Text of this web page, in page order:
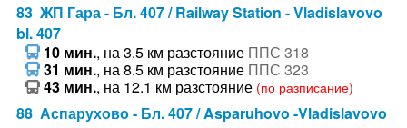
83 ЖП Гара - Бл. 407 / Railway Station - Vladislavovo
bl. 407
10 мин., на 3.5 км разстояние ППС 318
31 мин., на 8.5 км разстояние ППС 323
43 мин., на 12.1 км разстояние (по разписание)
88 Аспарухово - Бл. 407 / Asparuhovo -Vladislavovo